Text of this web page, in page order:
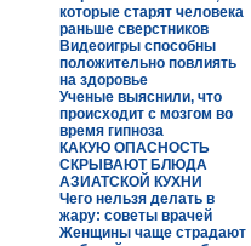
которые старят человека
раньше сверстников
Видеоигры способны
положительно повлиять
на здоровье
Ученые выяснили, что
происходит с мозгом во
время гипноза
КАКУЮ ОПАСНОСТЬ
СКРЫВАЮТ БЛЮДА
АЗИАТСКОЙ КУХНИ
Чего нельзя делать в
жару: советы врачей
Женщины чаще страдают